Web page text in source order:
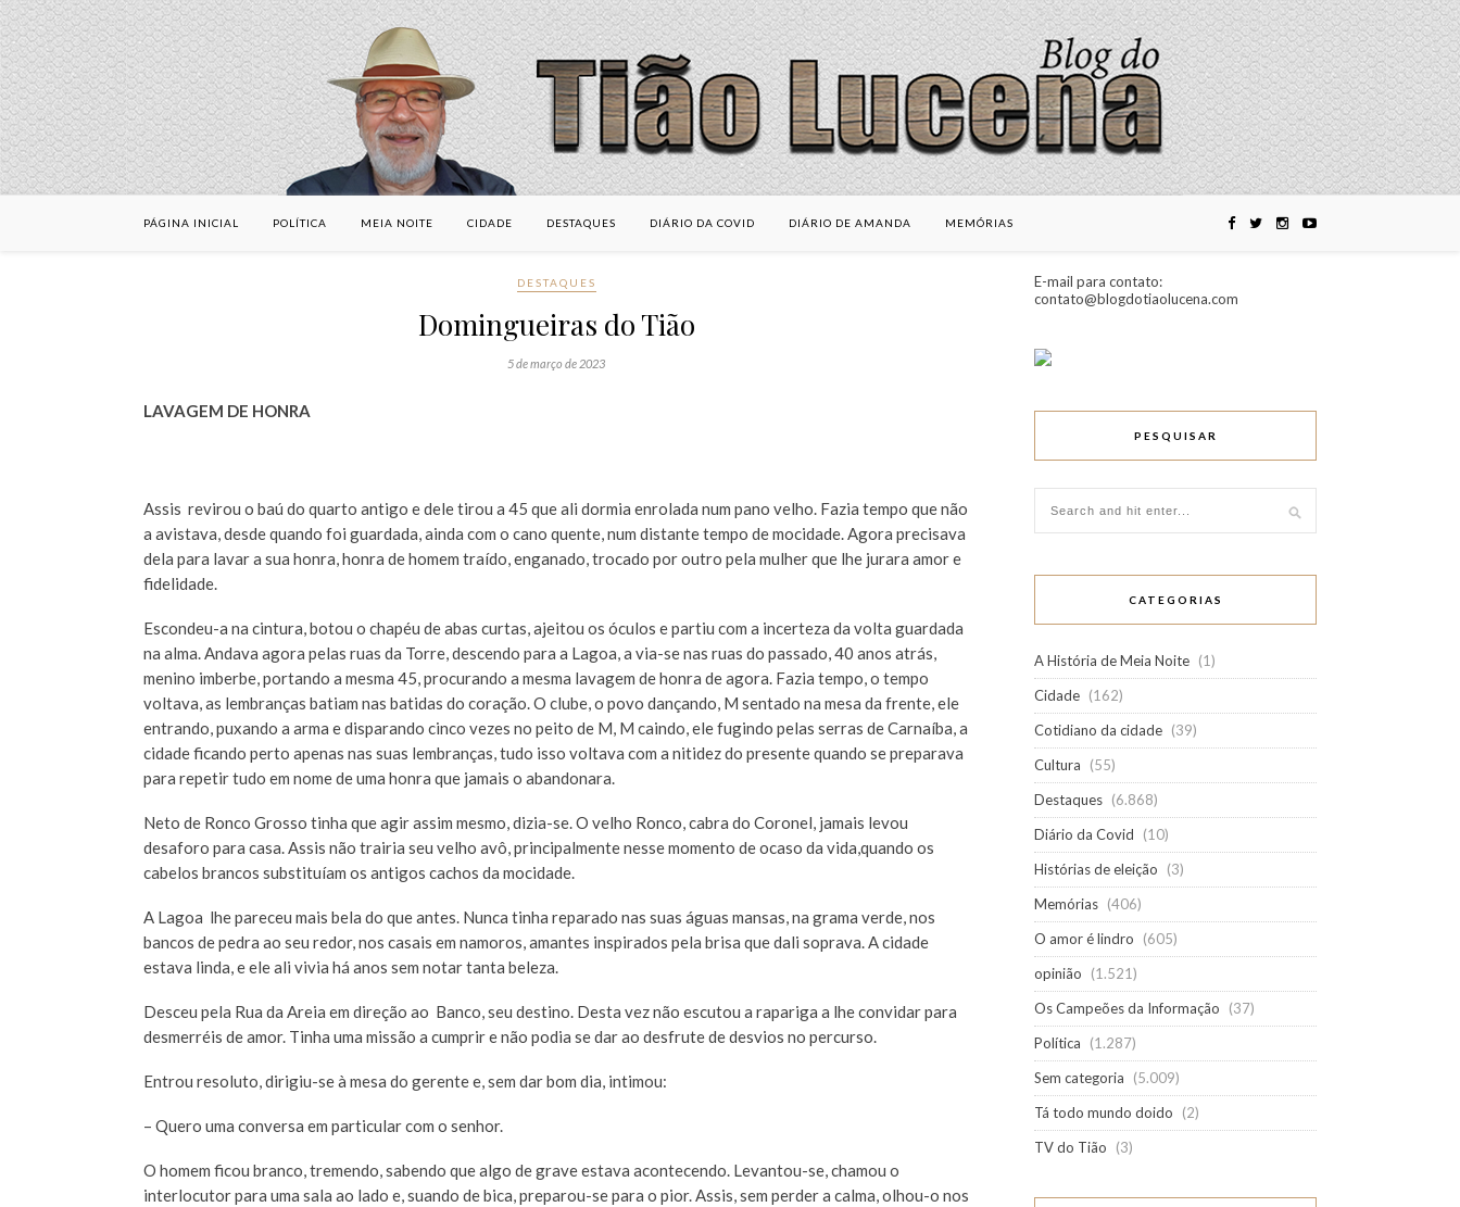
PÁGINA INICIAL POLÍTICA MEIA NOITE CIDADE DESTAQUES DIÁRIO DA COVID DIÁRIO DE AMANDA MEMÓRIAS
DESTAQUES
Domingueiras do Tião
5 de março de 2023
LAVAGEM DE HONRA
Assis revirou o baú do quarto antigo e dele tirou a 45 que ali dormia enrolada num pano velho. Fazia tempo que não
a avistava, desde quando foi guardada, ainda com o cano quente, num distante tempo de mocidade. Agora precisava
dela para lavar a sua honra, honra de homem traído, enganado, trocado por outro pela mulher que lhe jurara amor e
fidelidade.
Escondeu-a na cintura, botou o chapéu de abas curtas, ajeitou os óculos e partiu com a incerteza da volta guardada
na alma. Andava agora pelas ruas da Torre, descendo para a Lagoa, a via-se nas ruas do passado, 40 anos atrás,
menino imberbe, portando a mesma 45, procurando a mesma lavagem de honra de agora. Fazia tempo, o tempo
voltava, as lembranças batiam nas batidas do coração. O clube, o povo dançando, M sentado na mesa da frente, ele
entrando, puxando a arma e disparando cinco vezes no peito de M, M caindo, ele fugindo pelas serras de Carnaíba, a
cidade ficando perto apenas nas suas lembranças, tudo isso voltava com a nitidez do presente quando se preparava
para repetir tudo em nome de uma honra que jamais o abandonara.
Neto de Ronco Grosso tinha que agir assim mesmo, dizia-se. O velho Ronco, cabra do Coronel, jamais levou
desaforo para casa. Assis não trairia seu velho avô, principalmente nesse momento de ocaso da vida,quando os
cabelos brancos substituíam os antigos cachos da mocidade.
A Lagoa lhe pareceu mais bela do que antes. Nunca tinha reparado nas suas águas mansas, na grama verde, nos
bancos de pedra ao seu redor, nos casais em namoros, amantes inspirados pela brisa que dali soprava. A cidade
estava linda, e ele ali vivia há anos sem notar tanta beleza.
Desceu pela Rua da Areia em direção ao Banco, seu destino. Desta vez não escutou a rapariga a lhe convidar para
desmerréis de amor. Tinha uma missão a cumprir e não podia se dar ao desfrute de desvios no percurso.
Entrou resoluto, dirigiu-se à mesa do gerente e, sem dar bom dia, intimou:
– Quero uma conversa em particular com o senhor.
O homem ficou branco, tremendo, sabendo que algo de grave estava acontecendo. Levantou-se, chamou o
interlocutor para uma sala ao lado e, suando de bica, preparou-se para o pior. Assis, sem perder a calma, olhou-o nos
E-mail para contato:
contato@blogdotiaolucena.com
PESQUISAR
CATEGORIAS
A História de Meia Noite (1)
Cidade (162)
Cotidiano da cidade (39)
Cultura
(55)
Destaques (6.868)
Diário da Covid
(10)
Histórias de eleição
(3)
Memórias (406)
O amor é lindro
(605)
opinião
(1.521)
Os Campeões da Informação
(37)
Política
(1.287)
Sem categoria
(5.009)
Tá todo mundo doido
(2)
TV do Tião
(3)